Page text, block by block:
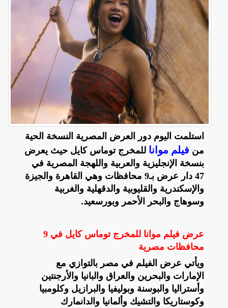
استلمت اليوم دور العرض المصرية النسخة الحية
من فيلم مواناللمخرج توماس كايل حيث يعرض
بنسخة الإنجليزية والعربية واللهجة المصرية في
47 دار عرض بـ9 محافظات وهي القاهرة والجيزة
والإسكندرية والقليوبية والدقهلية والغربية
وسوهاج والبحر الأحمر وبورسعيد.
عرض فيلم موانا للمخرج توماس كايل في 9
محافظات مصرية
ويأتي عرض الفيلم في مصر بالتوازي مع
الإمارات والبحرين والعراق والبانيا والأرجنتين
وأستراليا والبوسنة وبوليفيا والبرازيل وكلومبيا
وكوستاريكا والتشيك وألمانيا والدانمارك